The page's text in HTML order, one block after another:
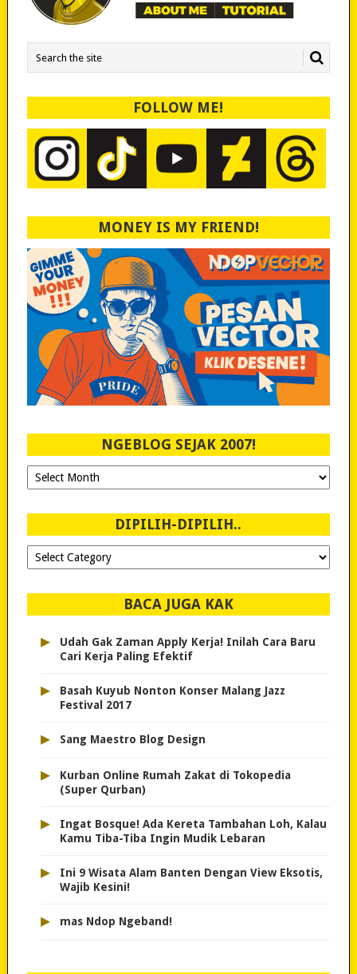
FOLLOW ME!
MONEY IS MY FRIEND!
NGEBLOG SEJAK 2007!
Ngeblog
Sejak
DIPILIH-DIPILIH..
Dipilih-
dipilih..
BACA JUGA KAK
▸
Udah Gak Zaman Apply Kerja! Inilah Cara Baru
Cari Kerja Paling Efektif
▸
Basah Kuyub Nonton Konser Malang Jazz
Festival 2017
▸ Sang Maestro Blog Design
▸
Kurban Online Rumah Zakat di Tokopedia
(Super Qurban)
▸
Ingat Bosque! Ada Kereta Tambahan Loh, Kalau
Kamu Tiba-Tiba Ingin Mudik Lebaran
▸
Ini 9 Wisata Alam Banten Dengan View Eksotis,
Wajib Kesini!
▸ mas Ndop Ngeband!